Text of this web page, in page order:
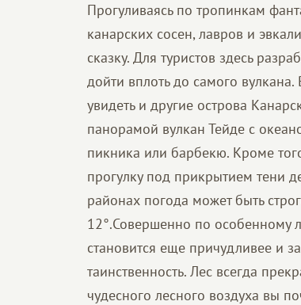
Прогуливаясь по тропинкам
канарских сосен, лавров и
сказку. Для туристов здесь
дойти вплоть до самого
увидеть и другие острова
панорамой вулкан Тейде с
пикника или барбекю. Кроме
прогулку под прикрытием тени
районах погода может быть
12°.Совершенно по особенному
становится еще причудливее и
таинственность. Лес всегда
чудесного лесного воздуха вы